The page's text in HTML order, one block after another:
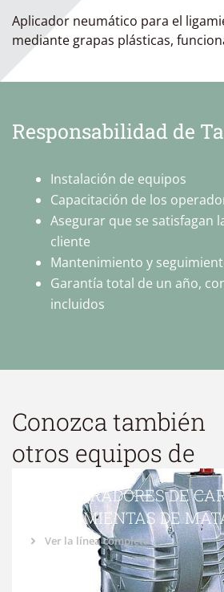
Aplicador neumático para el
mediante grapas plásticas,
Responsabilidad de
Instalación de equipos
Capacitación de los
Asegurar que se satisfagan
cliente
Mantenimiento y
Garantía total de un año,
incluidos
Conozca también
otros equipos de
EQUILIBRADORES DE
HERRAMIENTAS DE
Ver la línea completa